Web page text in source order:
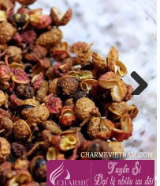
Next